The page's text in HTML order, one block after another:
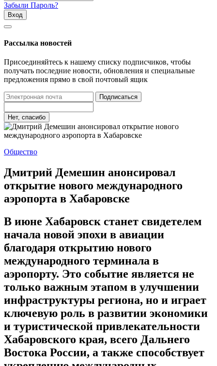
Забыли Пароль?
Вход
Рассылка новостей
Присоединяйтесь к нашему списку подписчиков, чтобы
получать последние новости, обновления и специальные
предложения прямо в свой почтовый ящик
Подписаться
Нет, спасибо
Общество
Дмитрий Демешин анонсировал
открытие нового международного
аэропорта в Хабаровске
В июне Хабаровск станет свидетелем
начала новой эпохи в авиации
благодаря открытию нового
международного терминала в
аэропорту. Это событие является не
только важным этапом в улучшении
инфраструктуры региона, но и играет
ключевую роль в развитии экономики
и туристической привлекательности
Хабаровского края, всего Дальнего
Востока России, а также способствует